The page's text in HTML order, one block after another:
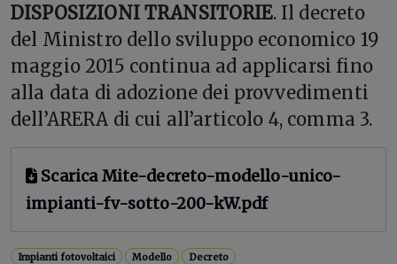
DISPOSIZIONI TRANSITORIE. Il decreto
del Ministro dello sviluppo economico 19
maggio 2015 continua ad applicarsi fino
alla data di adozione dei provvedimenti
dell’ARERA di cui all’articolo 4, comma 3.
Scarica Mite-decreto-modello-unico-
impianti-fv-sotto-200-kW.pdf
Impianti fotovoltaici Modello Decreto